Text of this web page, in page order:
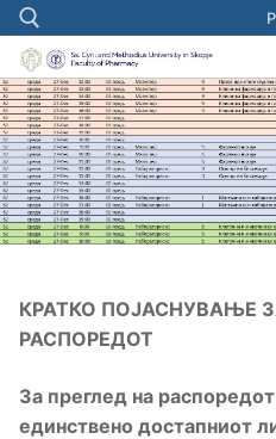
Skip
to
content
Search for:
КРАТКО ПОЈАСНУВАЊЕ
РАСПОРЕДОТ
За преглед на
единствено достапниот